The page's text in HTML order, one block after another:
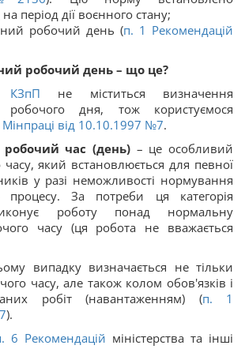
період дії воєнного стану;
робочий день (п. 1 Рекомендацій
робочий день – що це?
КЗпП не міститься визначення
робочого дня, тож користуємося
від 10.10.1997 №7.
час (день) – це особливий
який встановлюється для певної
у разі неможливості нормування
процесу. За потреби ця категорія
роботу понад нормальну
часу (ця робота не вважається
випадку визначається не тільки
часу, але також колом обов'язків і
робіт (навантаженням) (п. 1
).
6 Рекомендацій міністерства та інші